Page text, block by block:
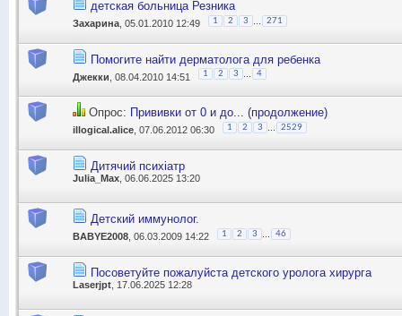
детская больница Резника
Захарина , 05.01.2010 12:49 1 2 3 271
Помогите найти дерматолога для ребенка
Джекки , 08.04.2010 14:51 1 2 3 ... 4
Опрос: Прививки от 0 и до... (продолжение)
illogical.alice , 07.06.2012 06:30 1 2 3 2529
Дитячий психіатр
Julia_Max , 06.06.2025 13:20
Детский иммунолог.
BABYE2008 , 06.03.2009 14:22 1 2 3 46
Посоветуйте пожалуйста детского уролога хирурга
Laserjpt , 17.06.2025 12:28